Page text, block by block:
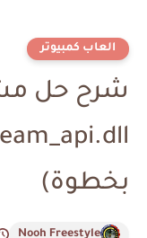
العاب كمبيوتر
شرح حل
بخطوة)
Nooh Freestyle